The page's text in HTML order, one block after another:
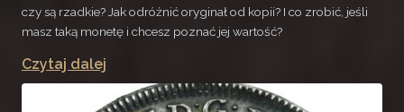
czy są rzadkie? Jak odróżnić oryginał od kopii? I co zrobić, jeśli
masz taką monetę i chcesz poznać jej wartość?
Czytaj dalej